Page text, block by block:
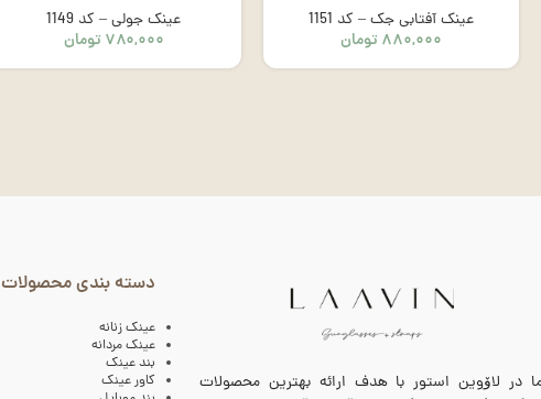
عینک آفتابی جک – کد 1151
۸۸۰,۰۰۰ تومان
عینک جولی – کد 1149
۷۸۰,۰۰۰ تومان
در لاۆوین استور با هدف ارائه بهترین محصولات
دسته بندی محصولات
عینک زنانه
عینک مردانه
بند عینک
کاور عینک